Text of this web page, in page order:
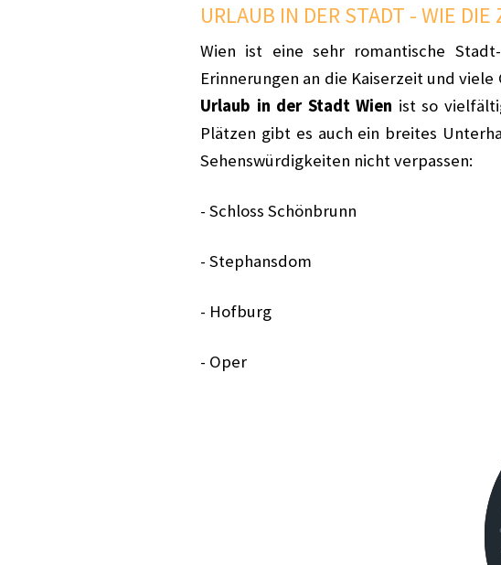
URLAUB IN DER STADT - WIE DIE
Wien ist eine sehr romantische
Erinnerungen an die Kaiserzeit und
Urlaub in der Stadt Wien ist so
Plätzen gibt es auch ein breites
Sehenswürdigkeiten nicht verpassen:
- Schloss Schönbrunn
- Stephansdom
- Hofburg
- Oper